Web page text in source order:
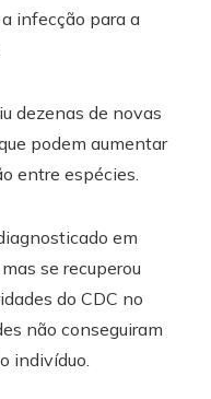
infecção para a
dezenas de novas
podem aumentar
entre espécies.
em
se recuperou
do CDC no
não conseguiram
indivíduo.